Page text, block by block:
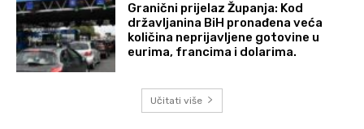
Granični prijelaz Županja: Kod
državljanina BiH pronađena veća
količina neprijavljene gotovine u
eurima, francima i dolarima.
Učitati više